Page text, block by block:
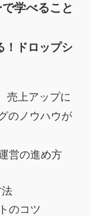
学べること
！ドロップシ
売上アップに
のノウハウが
営の進め方
のコツ